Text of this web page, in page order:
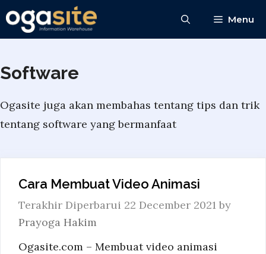
Skip
to
Menu
Software
Ogasite juga akan membahas tentang tips dan trik
tentang software yang bermanfaat
Cara Membuat Video Animasi
22 December 2021 by
Prayoga Hakim
Ogasite.com – Membuat video animasi